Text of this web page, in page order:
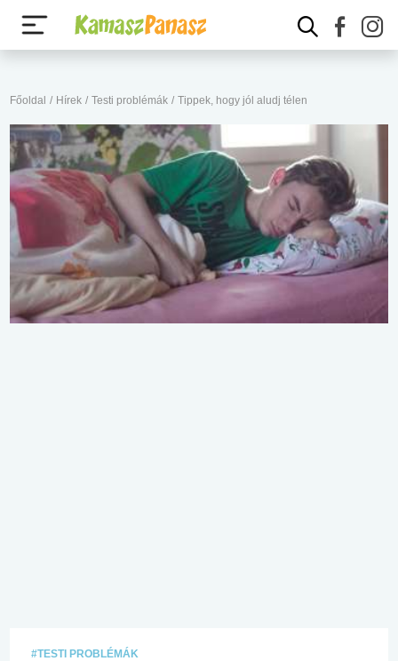
Főoldal / Hírek / Testi problémák / Tippek, hogy jól aludj télen
#TESTI PROBLÉMÁK